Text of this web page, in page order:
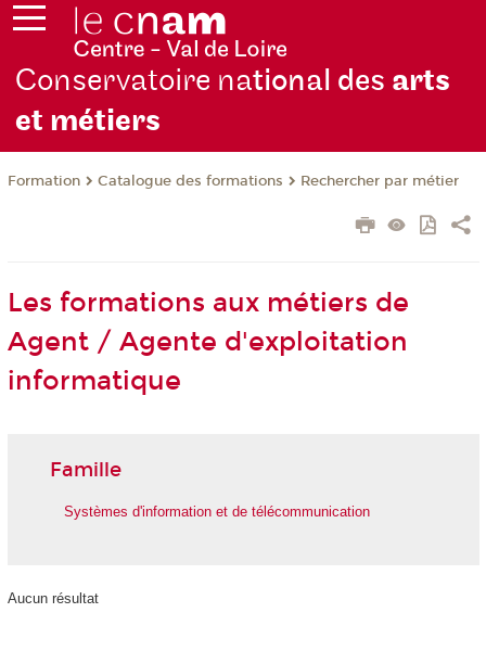
Conservatoire national des arts
et métiers
Formation Catalogue des formations Rechercher par métier
Les formations aux métiers de
Agent / Agente d'exploitation
informatique
Famille
Systèmes d'information et de télécommunication
Aucun résultat